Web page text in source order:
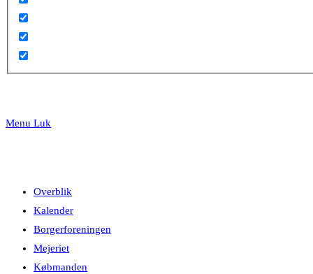
Menu Luk
Overblik
Kalender
Borgerforeningen
Mejeriet
Købmanden